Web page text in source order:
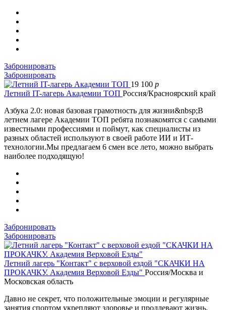
Забронировать
Забронировать
19 100 p
Летний IT-лагерь Академии ТОП Россия/Красноярский край
Азбука 2.0: новая базовая грамотность для жизни&nbsp;В
летнем лагере Академии ТОП ребята познакомятся с самыми
известными профессиями и поймут, как специалисты из
разных областей используют в своей работе ИИ и ИТ-
технологии.Мы предлагаем 6 смен все лето, можно выбрать
наиболее подходящую!
Забронировать
Забронировать
Летний лагерь "Контакт" с верховой ездой "СКАЧКИ НА
ПРОКАЧКУ. Академия Верховой Езды" Россия/Москва и
Московская область
Давно не секрет, что положительные эмоции и регулярные
занятия спортом укрепляют здоровье и продлевают жизнь.